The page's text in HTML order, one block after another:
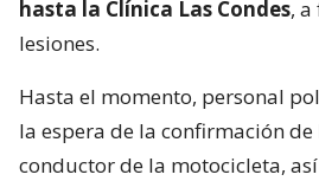
hasta la Clínica Las Condes,
lesiones.
Hasta el momento, personal
la espera de la confirmación de
conductor de la motocicleta,